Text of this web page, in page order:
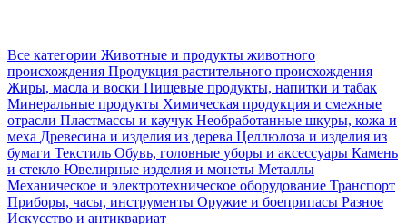
Все категории Животные и продукты животного
происхождения Продукция растительного происхождения
Жиры, масла и воски Пищевые продукты, напитки и табак
Минеральные продукты Химическая продукция и смежные
отрасли Пластмассы и каучук Необработанные шкуры, кожа и
меха Древесина и изделия из дерева Целлюлоза и изделия из
бумаги Текстиль Обувь, головные уборы и аксессуары Камень
и стекло Ювелирные изделия и монеты Металлы
Механическое и электротехническое оборудование Транспорт
Приборы, часы, инструменты Оружие и боеприпасы Разное
Искусство и антиквариат